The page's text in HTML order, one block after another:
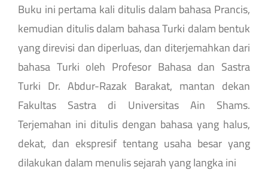
Buku ini pertama kali ditulis dalam bahasa Prancis,
kemudian ditulis dalam bahasa Turki dalam bentuk
yang direvisi dan diperluas, dan diterjemahkan dari
bahasa Turki oleh Profesor Bahasa dan Sastra
Turki Dr. Abdur-Razak Barakat, mantan dekan
Fakultas Sastra di Universitas Ain Shams.
Terjemahan ini ditulis dengan bahasa yang halus,
dekat, dan ekspresif tentang usaha besar yang
dilakukan dalam menulis sejarah yang langka ini